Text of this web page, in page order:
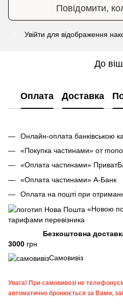
Повідомити,
Увійти для відображення
До
Оплата Доставка
Онлайн-оплата банківською
«Покупка частинами» от
«Оплата частинами»
«Оплата частинами» А-Банк
Оплата на пошті при
«Новою
тарифами перевізника
Безкоштовна
3000 грн
Самовивіз
Увага! При самовивозі не
автоматично бронюється за Вами,